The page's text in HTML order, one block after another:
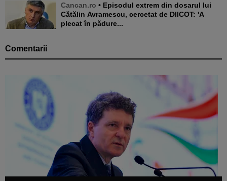
Cancan.ro • Episodul extrem din dosarul lui
Cătălin Avramescu, cercetat de DIICOT: 'A
plecat în pădure...
Comentarii